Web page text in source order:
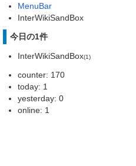
MenuBar
InterWikiSandBox
今日の1件
InterWikiSandBox(1)
counter: 170
today: 1
yesterday: 0
online: 1